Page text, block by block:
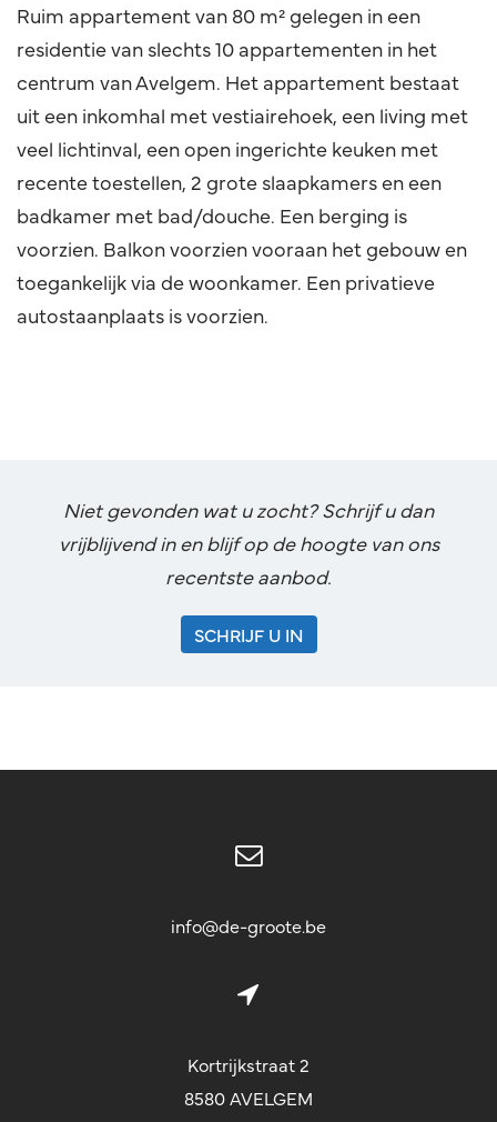
Ruim appartement van 80 m² gelegen in een
residentie van slechts 10 appartementen in het
centrum van Avelgem. Het appartement bestaat
uit een inkomhal met vestiairehoek, een living met
veel lichtinval, een open ingerichte keuken met
recente toestellen, 2 grote slaapkamers en een
badkamer met bad/douche. Een berging is
voorzien. Balkon voorzien vooraan het gebouw en
toegankelijk via de woonkamer. Een privatieve
autostaanplaats is voorzien.
Niet gevonden wat u zocht? Schrijf u dan
vrijblijvend in en blijf op de hoogte van ons
recentste aanbod.
SCHRIJF U IN
info@de-groote.be
Kortrijkstraat 2
8580 AVELGEM